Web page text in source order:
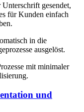
gesendet,
für Kunden einfach
in die
ausgelöst.
mit minimaler
und